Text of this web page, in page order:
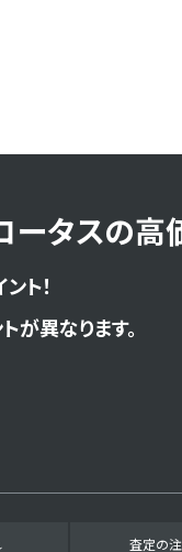
ータスの高
ト！
が異なります。
査定の